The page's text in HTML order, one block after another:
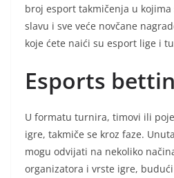
broj esport takmičenja u kojima
slavu i sve veće novčane
koje ćete naići su esport lige i
Esports
U formatu turnira, timovi ili
igre, takmiče se kroz faze.
mogu odvijati na nekoliko
organizatora i vrste igre,